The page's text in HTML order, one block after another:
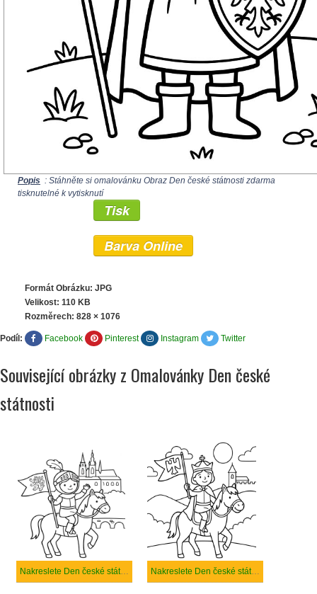
Popis : Stáhněte si omalovánku Obraz Den české státnosti zdarma
tisknutelné k vytisknutí
Tisk
Barva Online
Formát Obrázku: JPG
Velikost: 110 KB
Rozměrech: 828 × 1076
Podíl: Facebook Pinterest Instagram Twitter
Související obrázky z Omalovánky Den české
státnosti
Nakreslete Den české státnosti zdarma základní Nakreslete Den české státnosti prostý tisknutelné